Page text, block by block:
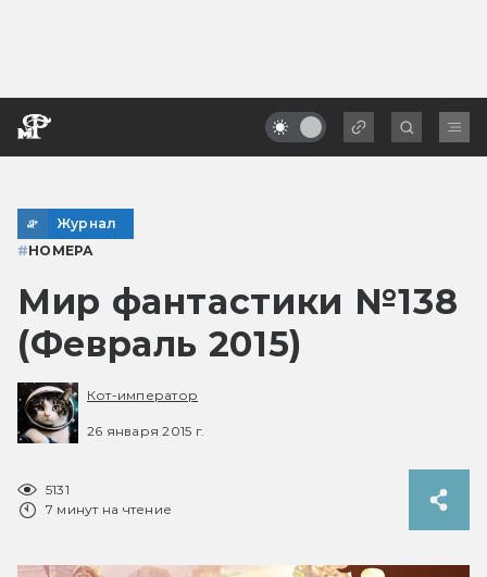
Журнал
#НОМЕРА
Мир фантастики №138
(Февраль 2015)
Кот-император
26 января 2015 г.
5131
7 минут на чтение